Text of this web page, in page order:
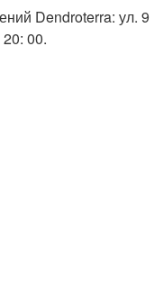
Dendroterra: ул. 9
00.